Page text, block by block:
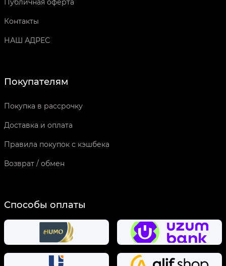
Публичная оферта
Контакты
НАШ АДРЕС
Покупателям
Покупка в рассрочку
Доставка и оплата
Правила покупок с кэшбека
Возврат / обмен
Способы оплаты